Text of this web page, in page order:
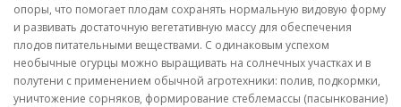
опоры, что помогает плодам сохранять нормальную видовую форму
и развивать достаточную вегетативную массу для обеспечения
плодов питательными веществами. С одинаковым успехом
необычные огурцы можно выращивать на солнечных участках и в
полутени с применением обычной агротехники: полив, подкормки,
уничтожение сорняков, формирование стеблемассы (пасынкование)